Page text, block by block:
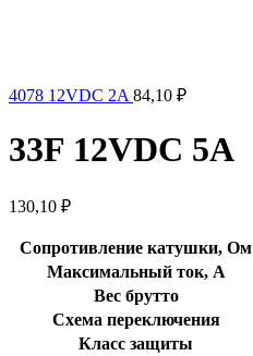
4078 12VDC 2A 84,10 ₽
33F 12VDC 5A
130,10 ₽
Сопротивление катушки, Ом
Максимальный ток, А
Вес брутто
Схема переключения
Класс защиты